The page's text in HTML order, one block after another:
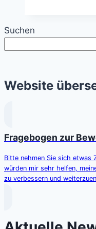
Suchen
Website
Fragebogen zur
Bitte nehmen Sie sich etwas
würden mir sehr helfen,
zu verbessern und